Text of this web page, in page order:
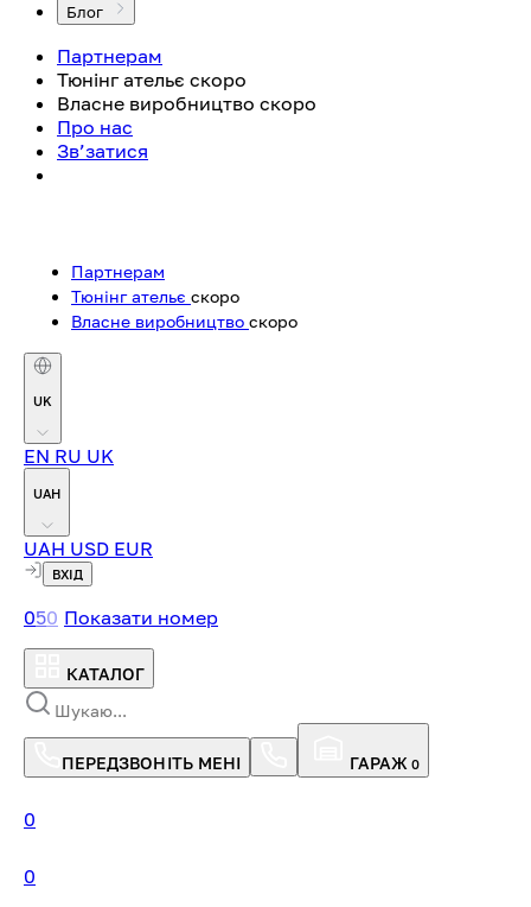
Блог
Партнерам
Тюнінг ательє скоро
Власне виробництво скоро
Про нас
Зв’затися
Партнерам
Тюнінг ательє скоро
Власне виробництво скоро
UK
EN RU UK
UAH
UAH USD EUR
ВХІД
050 Показати номер
КАТАЛОГ
ПЕРЕДЗВОНІТЬ МЕНІ ГАРАЖ 0
0
0